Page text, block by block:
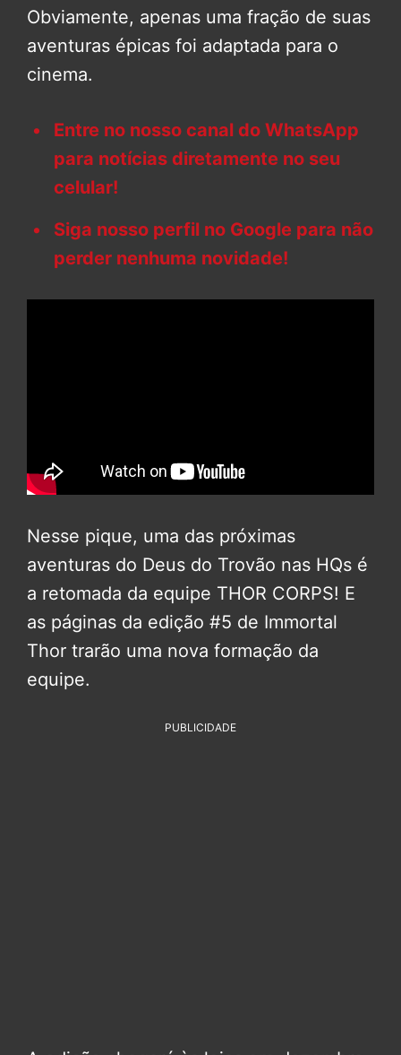
Obviamente, apenas uma fração de suas
aventuras épicas foi adaptada para o
cinema.
Entre no nosso canal do WhatsApp
para notícias diretamente no seu
celular!
Siga nosso perfil no Google para não
perder nenhuma novidade!
Nesse pique, uma das próximas
aventuras do Deus do Trovão nas HQs é
a retomada da equipe THOR CORPS! E
as páginas da edição #5 de Immortal
Thor trarão uma nova formação da
equipe.
PUBLICIDADE